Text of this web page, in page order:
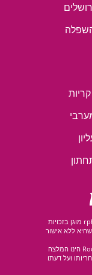
התמונות והמידע באתר חדרים לפי שעה rph.co.il מוגן בזכויות
ללא אישור
כל האמור באתר חדרים לפי שעה RoomPerHour הינו המלצה
ועל דעתו